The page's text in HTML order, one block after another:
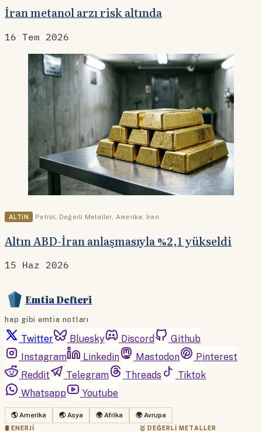
İran metanol arzı risk altında
16 Tem 2026
ALTIN Petrol Değerli Metaller Amerika İran
Altın ABD-İran anlaşmasıyla %2,1 yükseldi
15 Haz 2026
Emtia Defteri
hap gibi emtia notları
Twitter Bluesky Discord
Github
Instagram
Linkedin Mastodon
Pinterest
Reddit
Telegram Threads
Tiktok
Whatsapp
Youtube
🌎 Amerika 🌏 Asya 🌍 Afrika 🌍 Avrupa
🛢 ENERJI 🥇 DEĞERLI METALLER